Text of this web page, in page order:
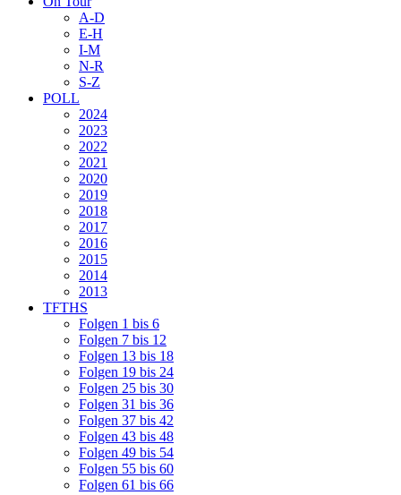
A-D
E-H
I-M
N-R
S-Z
POLL
2024
2023
2022
2021
2020
2019
2018
2017
2016
2015
2014
2013
TFTHS
Folgen 1 bis 6
Folgen 7 bis 12
Folgen 13 bis 18
Folgen 19 bis 24
Folgen 25 bis 30
Folgen 31 bis 36
Folgen 37 bis 42
Folgen 43 bis 48
Folgen 49 bis 54
Folgen 55 bis 60
Folgen 61 bis 66